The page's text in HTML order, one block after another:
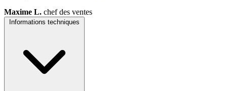
Maxime L. chef des ventes
Informations techniques